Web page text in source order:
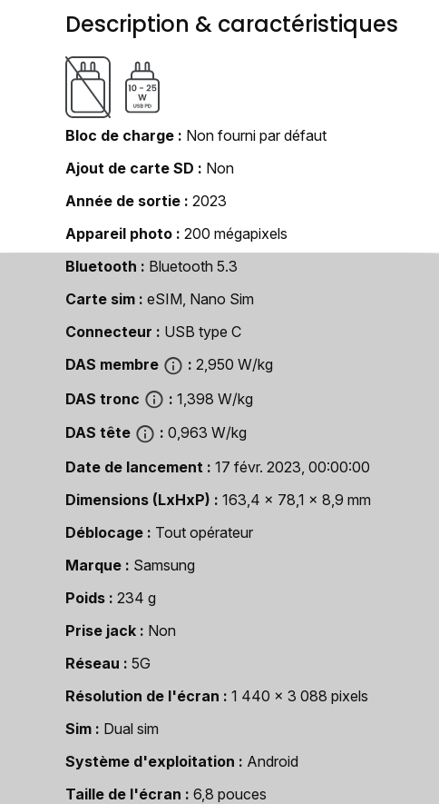
Description & caractéristiques
Bloc de charge
Non fourni par défaut
Ajout de carte SD
Non
Année de sortie
2023
Appareil photo
200 mégapixels
Bluetooth
Bluetooth 5.3
Carte sim
eSIM, Nano Sim
Connecteur
USB type C
DAS membre
2,950 W/kg
DAS tronc
1,398 W/kg
DAS tête
0,963 W/kg
Date de lancement
17 févr. 2023, 00:00:00
Dimensions (LxHxP)
163,4 x 78,1 x 8,9 mm
Déblocage
Tout opérateur
Marque
Samsung
Poids
234 g
Prise jack
Non
Réseau
5G
Résolution de l'écran
1 440 x 3 088 pixels
Sim
Dual sim
Système d'exploitation
Android
Taille de l'écran
6,8 pouces